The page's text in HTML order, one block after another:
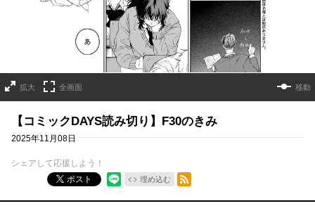
拡大 全画面 移動
【コミックDAYS読み切り】F30のきみ
2025年11月08日
シェアして応援しよう！
ポスト
埋め込む
RSSフィード